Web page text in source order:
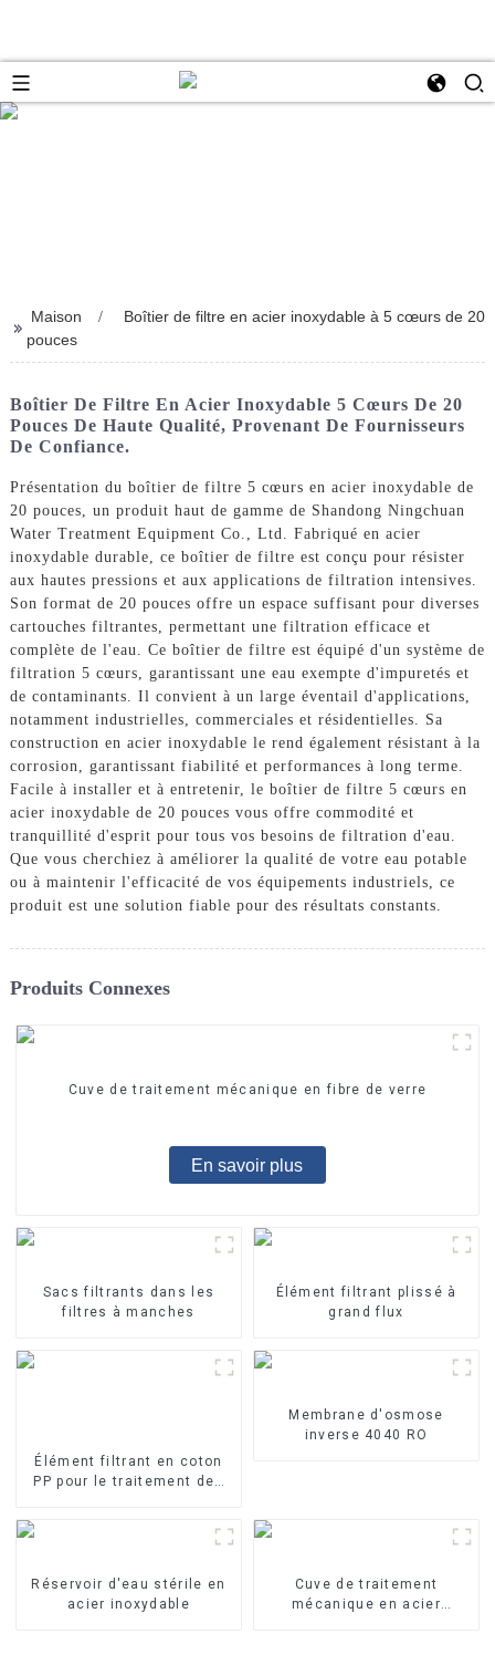
>> Maison
Boîtier de filtre en acier inoxydable à 5 cœurs de 20
pouces
Boîtier De Filtre En Acier Inoxydable 5 Cœurs De 20
Pouces De Haute Qualité, Provenant De Fournisseurs
De Confiance.
Présentation du boîtier de filtre 5 cœurs en acier inoxydable de
20 pouces, un produit haut de gamme de Shandong Ningchuan
Water Treatment Equipment Co., Ltd. Fabriqué en acier
inoxydable durable, ce boîtier de filtre est conçu pour résister
aux hautes pressions et aux applications de filtration intensives.
Son format de 20 pouces offre un espace suffisant pour diverses
cartouches filtrantes, permettant une filtration efficace et
complète de l'eau. Ce boîtier de filtre est équipé d'un système de
filtration 5 cœurs, garantissant une eau exempte d'impuretés et
de contaminants. Il convient à un large éventail d'applications,
notamment industrielles, commerciales et résidentielles. Sa
construction en acier inoxydable le rend également résistant à la
corrosion, garantissant fiabilité et performances à long terme.
Facile à installer et à entretenir, le boîtier de filtre 5 cœurs en
acier inoxydable de 20 pouces vous offre commodité et
tranquillité d'esprit pour tous vos besoins de filtration d'eau.
Que vous cherchiez à améliorer la qualité de votre eau potable
ou à maintenir l'efficacité de vos équipements industriels, ce
produit est une solution fiable pour des résultats constants.
Produits Connexes
Cuve de traitement mécanique en fibre de verre
En savoir plus
Sacs filtrants dans les
filtres à manches
Élément filtrant plissé à
grand flux
Élément filtrant en coton
PP pour le traitement des
filtrant en PP fondu-soufflé
Membrane d'osmose
inverse 4040 RO
Réservoir d'eau stérile en
acier inoxydable
Cuve de traitement
mécanique en acier